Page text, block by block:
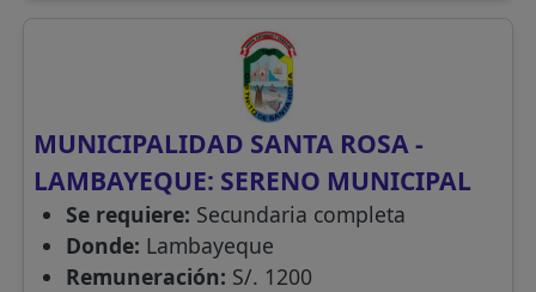
MUNICIPALIDAD SANTA ROSA -
LAMBAYEQUE: SERENO MUNICIPAL
Se requiere: Secundaria completa
Donde: Lambayeque
Remuneración: S/. 1200